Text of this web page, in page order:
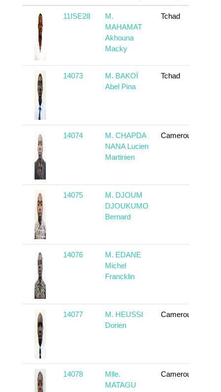
11ISE28
M.
MAHAMAT
Akhouna
Macky
Tchad
14073
M. BAKOÏ
Abel Pina
Tchad
14074
M. CHAPDA
NANA Lucien
Martinien
Cameroun
14075
M. DJOUM
DJOUKUMO
Bernard
14076
M. EDANE
Michel
Francklin
14077
M. HEUSSI
Dorien
Cameroun
14078
Mlle.
MATAGU
Cameroun